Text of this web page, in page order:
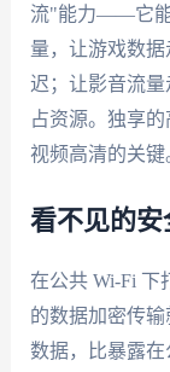
流"能力——它能
量，让游戏数
迟；让影音流
占资源。独享的
视频高清的关键
看不见的安
在公共 Wi-Fi 下
的数据加密传
数据，比暴露